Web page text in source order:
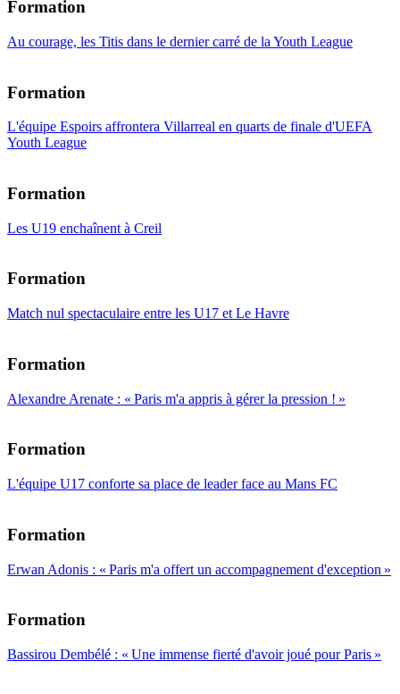
Formation
Au courage, les Titis dans le dernier carré de la Youth League
Formation
L'équipe Espoirs affrontera Villarreal en quarts de finale d'UEFA
Youth League
Formation
Les U19 enchaînent à Creil
Formation
Match nul spectaculaire entre les U17 et Le Havre
Formation
Alexandre Arenate : « Paris m'a appris à gérer la pression ! »
Formation
L'équipe U17 conforte sa place de leader face au Mans FC
Formation
Erwan Adonis : « Paris m'a offert un accompagnement d'exception »
Formation
Bassirou Dembélé : « Une immense fierté d'avoir joué pour Paris »